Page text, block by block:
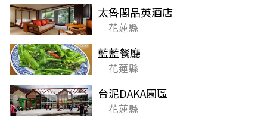
太魯閣晶英酒店
花蓮縣
藍藍餐廳
花蓮縣
台泥DAKA園區
花蓮縣